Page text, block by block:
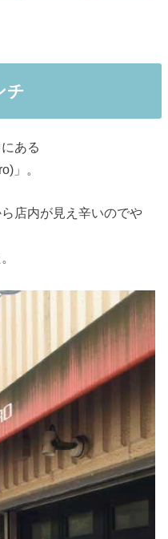
チ
ある
」。
店内が見え辛いのでや